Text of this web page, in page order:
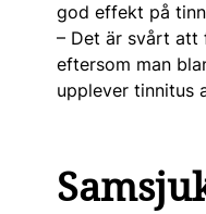
god effekt på
– Det är svårt att
eftersom man
upplever tinnitus